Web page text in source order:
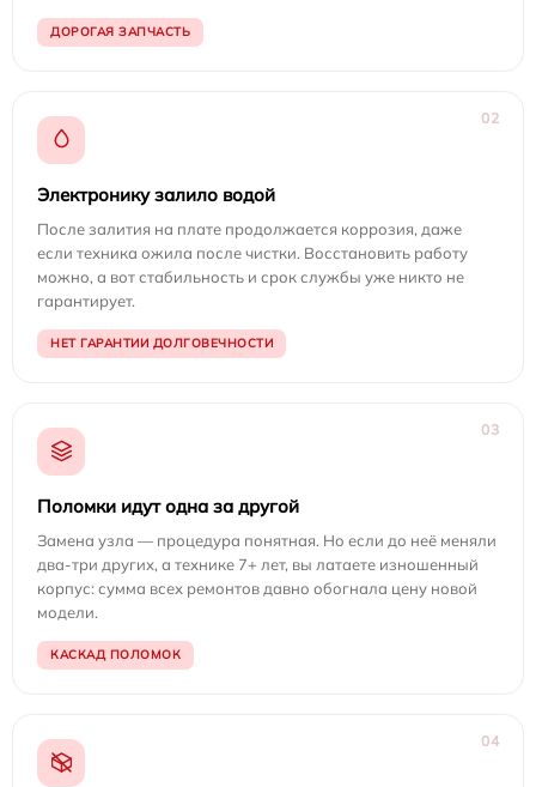
ДОРОГАЯ ЗАПЧАСТЬ
02
Электронику залило водой
После залития на плате продолжается коррозия, даже
если техника ожила после чистки. Восстановить работу
можно, а вот стабильность и срок службы уже никто не
гарантирует.
НЕТ ГАРАНТИИ ДОЛГОВЕЧНОСТИ
03
Поломки идут одна за другой
Замена узла — процедура понятная. Но если до неё меняли
два-три других, а технике 7+ лет, вы латаете изношенный
корпус: сумма всех ремонтов давно обогнала цену новой
модели.
КАСКАД ПОЛОМОК
04